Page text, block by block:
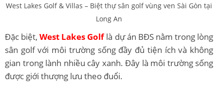
West Lakes Golf & Villas – Biệt thự sân golf vùng ven Sài Gòn tại
Long An
Đặc biệt,West Lakes Golf là dự án BĐS nằm trong lòng
sân golf với môi trường sống đầy đủ tiện ích và không
gian trong lành nhiều cây xanh. Đây là môi trường sống
được giới thượng lưu theo đuổi.